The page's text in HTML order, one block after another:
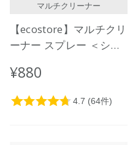
マルチクリーナー
【ecostore】マルチクリ
ーナー スプレー ＜シト
¥880